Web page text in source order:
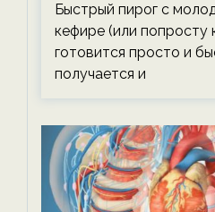
Быстрый пирог с
кефире (или попросту
готовится просто и
получается и